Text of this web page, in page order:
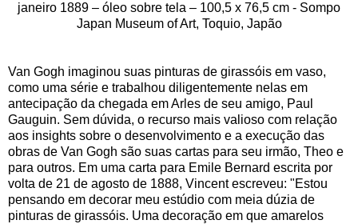
janeiro 1889 – óleo sobre tela – 100,5 x 76,5 cm - Sompo
Japan Museum of Art, Toquio, Japão
Van Gogh imaginou suas pinturas de girassóis em vaso,
como uma série e trabalhou diligentemente nelas em
antecipação da chegada em Arles de seu amigo, Paul
Gauguin. Sem dúvida, o recurso mais valioso com relação
aos insights sobre o desenvolvimento e a execução das
obras de Van Gogh são suas cartas para seu irmão, Theo e
para outros. Em uma carta para Emile Bernard escrita por
volta de 21 de agosto de 1888, Vincent escreveu: "Estou
pensando em decorar meu estúdio com meia dúzia de
pinturas de girassóis. Uma decoração em que amarelos